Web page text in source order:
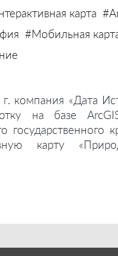
карта
#Мобильная
компания «Дата
на базе
государственного
карту